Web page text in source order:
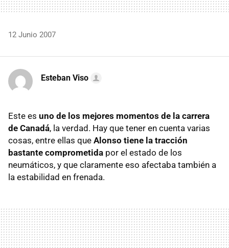
12 Junio 2007
Esteban Viso
Este es uno de los mejores momentos de la carrera
de Canadá, la verdad. Hay que tener en cuenta varias
cosas, entre ellas que Alonso tiene la tracción
bastante comprometida por el estado de los
neumáticos, y que claramente eso afectaba también a
la estabilidad en frenada.